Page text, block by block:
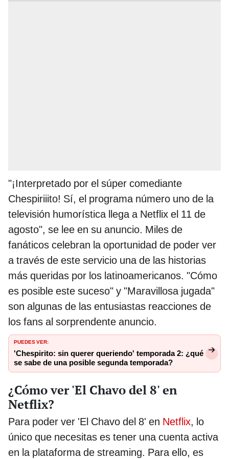
"¡Interpretado por el súper comediante
Chespiriiito! Sí, el programa número uno de la
televisión humorística llega a Netflix el 11 de
agosto", se lee en su anuncio. Miles de
fanáticos celebran la oportunidad de poder ver
a través de este servicio una de las historias
más queridas por los latinoamericanos. "Cómo
es posible este suceso" y "Maravillosa jugada"
son algunas de las entusiastas reacciones de
los fans al sorprendente anuncio.
PUEDES VER:
'Chespirito: sin querer queriendo' temporada 2: ¿qué
se sabe de una posible segunda temporada?
¿Cómo ver 'El Chavo del 8' en
Netflix?
Para poder ver 'El Chavo del 8' en Netflix, lo
único que necesitas es tener una cuenta activa
en la plataforma de streaming. Para ello, es